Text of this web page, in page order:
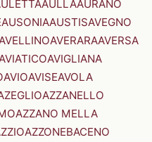
AULLAAURANO
AUSONIAAUSTISAVEGNO
AVERARAAVERSA
AVIGLIANA
AVIOAVISEAVOLA
AZZANELLO
AZZANO MELLA
AZZONEBACENO